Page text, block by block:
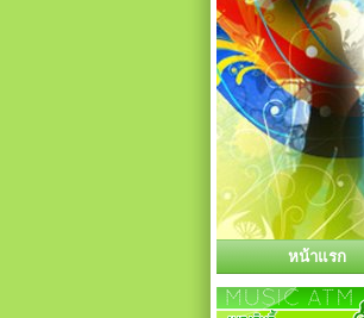
หน้าแรก